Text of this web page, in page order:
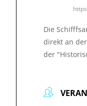
Die
direkt an
der